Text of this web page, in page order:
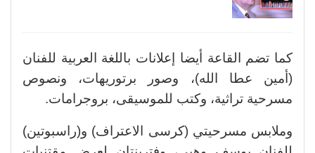
كما تضم القاعة أيضا إعلانات باللغة العربية للفنان
(أمين عطا الله)، وصور برتوريهات، ونصوص
مسرحية تراثية، وكتب للموسيقى، بروجرامات.
وملابس مسرحيتي (كرسى الاعتراف) و(راسبوتين)